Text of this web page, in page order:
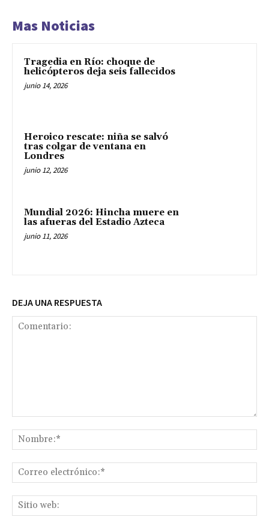
Mas Noticias
Tragedia en Río: choque de
helicópteros deja seis fallecidos
junio 14, 2026
Heroico rescate: niña se salvó
tras colgar de ventana en
Londres
junio 12, 2026
Mundial 2026: Hincha muere en
las afueras del Estadio Azteca
junio 11, 2026
DEJA UNA RESPUESTA